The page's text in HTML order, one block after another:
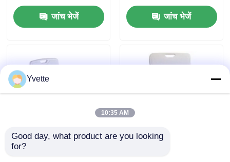
हमसे संपर्क करें
समाचार
मामले
जांच भेजें जांच भेजें
सिक्स सक्शन कप नॉन-स्लिप
Yvette
10:35 AM
Good day, what product are you looking
for?